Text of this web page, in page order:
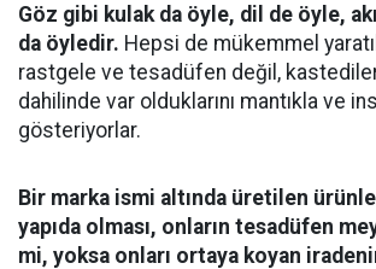
Göz gibi kulak da öyle, dil de öyle,
da öyledir. Hepsi de mükemmel
rastgele ve tesadüfen değil,
dahilinde var olduklarını mantıkla ve
gösteriyorlar.
Bir marka ismi altında üretilen
yapıda olması, onların tesadüfen
mi, yoksa onları ortaya koyan